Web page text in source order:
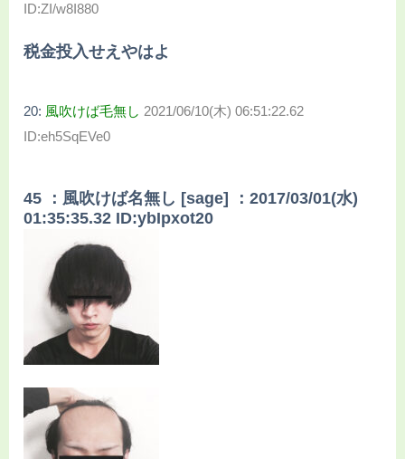
ID:ZI/w8I880
税金投入せえやはよ
20: 風吹けば毛無し 2021/06/10(木) 06:51:22.62
ID:eh5SqEVe0
45 ：風吹けば名無し [sage] ：2017/03/01(水)
01:35:35.32 ID:ybIpxot20